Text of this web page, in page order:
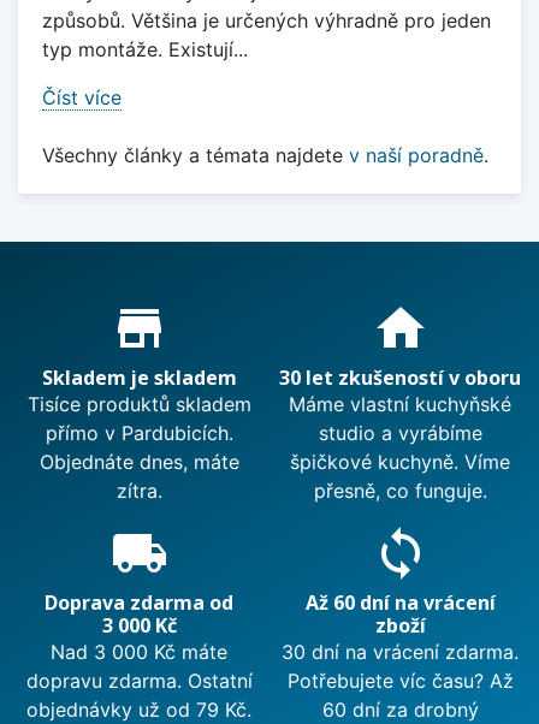
způsobů. Většina je určených výhradně pro jeden
typ montáže. Existují...
Číst více
Všechny články a témata najdete v naší poradně.
Proč nakupovat u nás?
store_mall_directory
Skladem je skladem
Tisíce produktů skladem
přímo v Pardubicích.
Objednáte dnes, máte
zítra.
home
30 let zkušeností v oboru
Máme vlastní kuchyňské
studio a vyrábíme
špičkové kuchyně. Víme
přesně, co funguje.
local_shipping
Doprava zdarma od
3 000 Kč
Nad 3 000 Kč máte
dopravu zdarma. Ostatní
objednávky už od 79 Kč.
sync
Až 60 dní na vrácení
zboží
30 dní na vrácení zdarma.
Potřebujete víc času? Až
60 dní za drobný